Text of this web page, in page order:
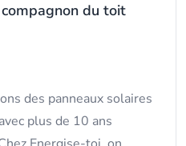
du toit
des panneaux solaires
plus de 10 ans